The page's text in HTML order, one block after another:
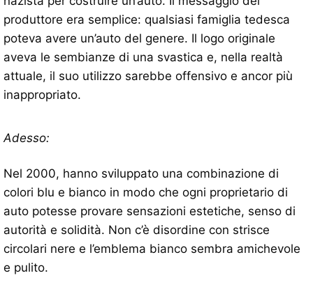
produttore era semplice: qualsiasi famiglia tedesca
poteva avere un’auto del genere. Il logo originale
aveva le sembianze di una svastica e, nella realtà
attuale, il suo utilizzo sarebbe offensivo e ancor più
inappropriato.
Adesso:
Nel 2000, hanno sviluppato una combinazione di
colori blu e bianco in modo che ogni proprietario di
auto potesse provare sensazioni estetiche, senso di
autorità e solidità. Non c’è disordine con strisce
circolari nere e l’emblema bianco sembra amichevole
e pulito.